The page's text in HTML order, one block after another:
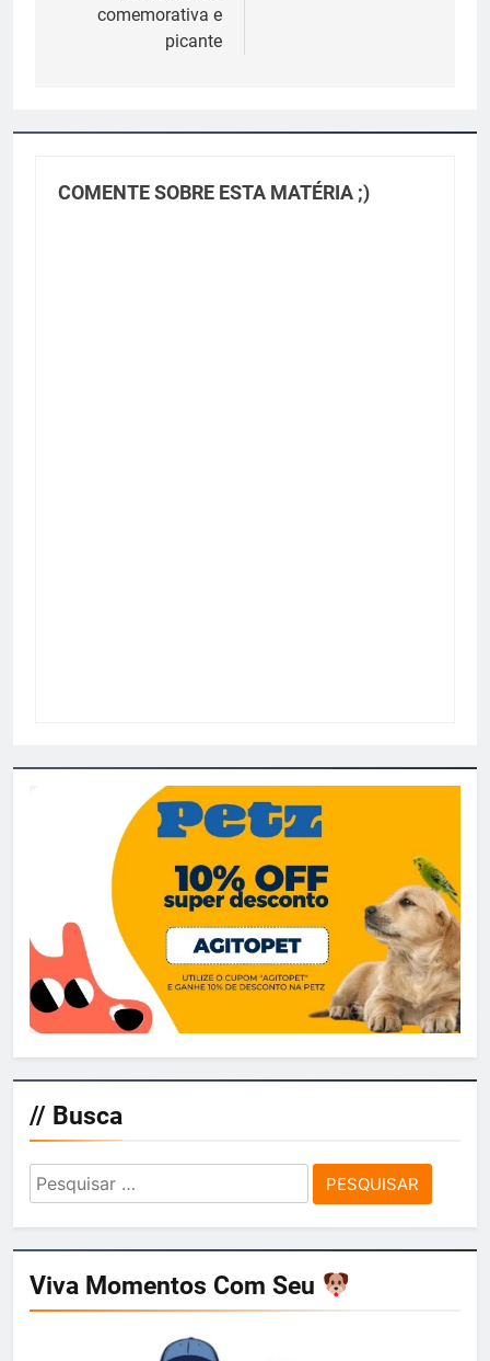
comemorativa e
picante
COMENTE SOBRE ESTA MATÉRIA ;)
// Busca
Pesquisar
por:
Viva Momentos Com Seu